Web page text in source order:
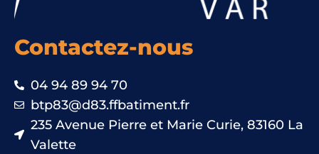
Contactez-nous
04 94 89 94 70
btp83@d83.ffbatiment.fr
235 Avenue Pierre et Marie Curie, 83160 La
Valette